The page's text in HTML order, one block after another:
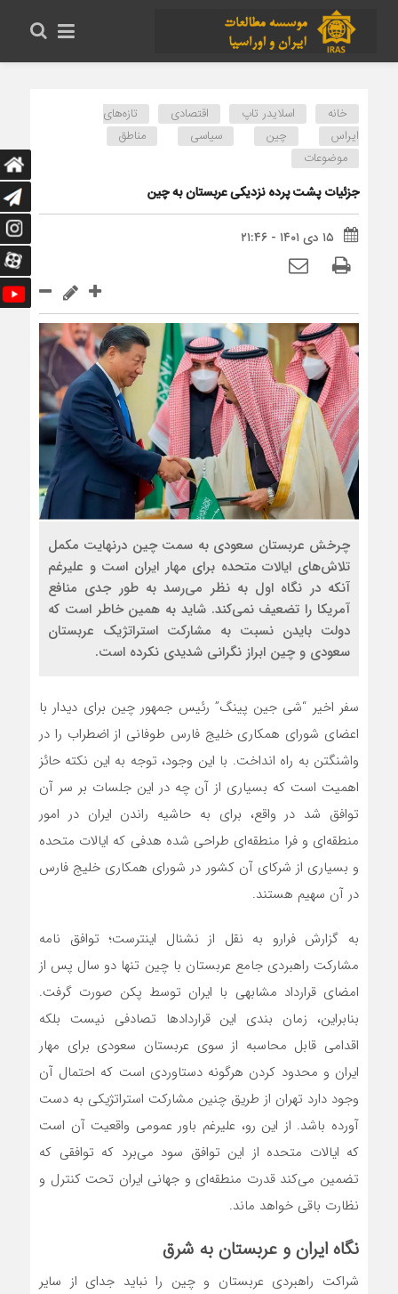
خانه اسلایدر تاپ اقتصادی
تازه‌های
ایراس
چین سیاسی
مناطق
موضوعات
جزئیات پشت پرده نزدیکی عربستان به چین
۱۵ دی ۱۴۰۱ - ۲۱:۴۶
چرخش عربستان سعودی به سمت چین درنهایت مکمل
تلاش‌های ایالات متحده برای مهار ایران است و علیرغم
آنکه در نگاه اول به نظر می‌رسد به طور جدی منافع
آمریکا را تضعیف نمی‌کند. شاید به همین خاطر است که
دولت بایدن نسبت به مشارکت استراتژیک عربستان
سعودی و چین ابراز نگرانی شدیدی نکرده است.
سفر اخیر “شی جین پینگ” رئیس جمهور چین برای دیدار با
اعضای شورای همکاری خلیج فارس طوفانی از اضطراب را در
واشنگتن به راه انداخت. با این وجود، توجه به این نکته حائز
اهمیت است که بسیاری از آن چه در این جلسات بر سر آن
توافق شد در واقع، برای به حاشیه راندن ایران در امور
منطقه‌ای و فرا منطقه‌ای طراحی شده هدفی که ایالات متحده
و بسیاری از شرکای آن کشور در شورای همکاری خلیج فارس
در آن سهیم هستند.
به گزارش فرارو به نقل از نشنال اینترست؛ توافق نامه
مشارکت راهبردی جامع عربستان با چین تنها دو سال پس از
امضای قرارداد مشابهی با ایران توسط پکن صورت گرفت.
بنابراین، زمان بندی این قرارداد‌ها تصادفی نیست بلکه
اقدامی قابل محاسبه از سوی عربستان سعودی برای مهار
ایران و محدود کردن هرگونه دستاوردی است که احتمال آن
وجود دارد تهران از طریق چنین مشارکت استراتژیکی به دست
آورده باشد. از این رو، علیرغم باور عمومی واقعیت آن است
که ایالات متحده از این توافق سود می‌برد که توافقی که
تضمین می‌کند قدرت منطقه‌ای و جهانی ایران تحت کنترل و
نظارت باقی خواهد ماند.
نگاه ایران و عربستان به شرق
شراکت راهبردی عربستان و چین را نباید جدای از سایر